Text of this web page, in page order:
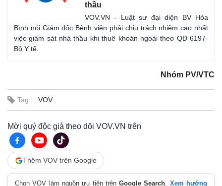
thầu
VOV.VN - Luật sư đại diện BV Hòa
Bình nói Giám đốc Bệnh viện phải chịu trách nhiệm cao nhất
việc giám sát nhà thầu khi thuê khoán ngoài theo QĐ 6197-
Bộ Y tế.
Nhóm PV/VTC
Tag: VOV
Mời quý độc giả theo dõi VOV.VN trên
Thêm VOV trên Google
Chọn VOV làm nguồn ưu tiên trênGoogle Search. Xem hướng